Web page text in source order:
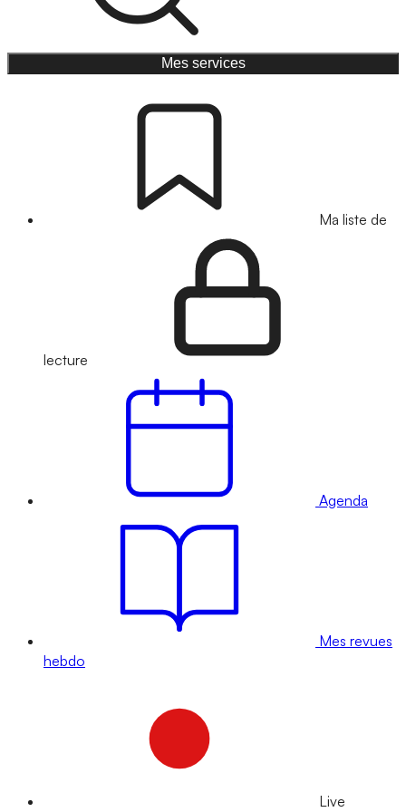
Mes services
Ma liste de
lecture
Agenda
Mes revues
hebdo
Live